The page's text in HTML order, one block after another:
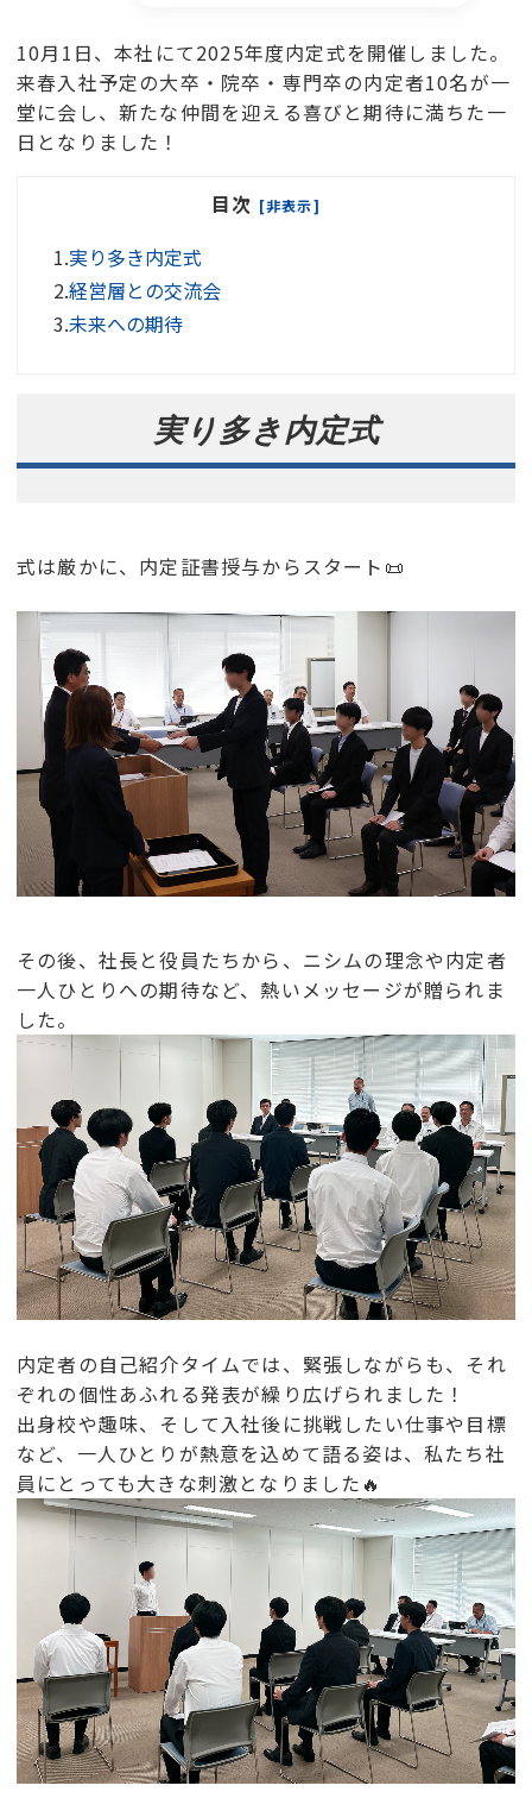
10月1日、本社にて2025年度内定式を開催しました。
来春入社予定の大卒・院卒・専門卒の内定者10名が一
堂に会し、新たな仲間を迎える喜びと期待に満ちた一
日となりました！
目次 [非表示]
1.実り多き内定式
2.経営層との交流会
3.未来への期待
実り多き内定式
式は厳かに、内定証書授与からスタート📜
その後、社長と役員たちから、ニシムの理念や内定者
一人ひとりへの期待など、熱いメッセージが贈られま
した。
内定者の自己紹介タイムでは、緊張しながらも、それ
ぞれの個性あふれる発表が繰り広げられました！
出身校や趣味、そして入社後に挑戦したい仕事や目標
など、一人ひとりが熱意を込めて語る姿は、私たち社
員にとっても大きな刺激となりました🔥